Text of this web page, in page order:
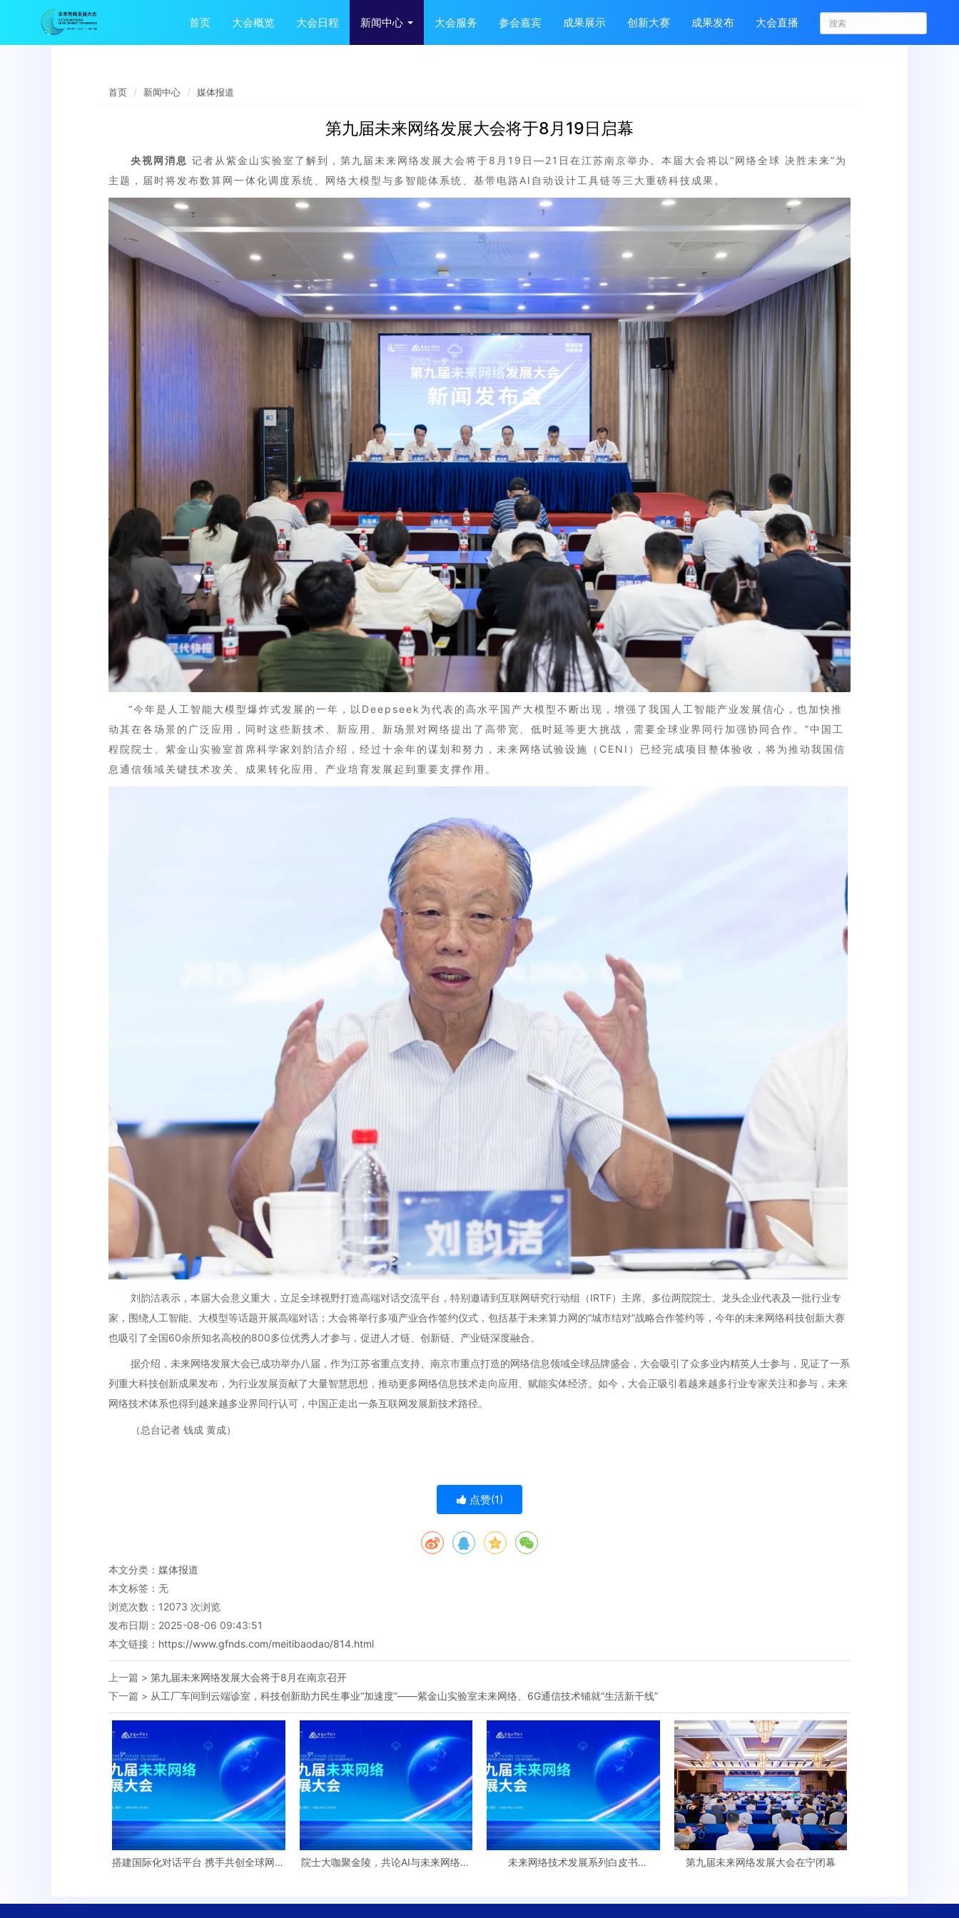
首页 大会概览 大会日程 新闻中心 大会服务 参会嘉宾 成果展示 创新大赛 成果发布 大会直播
首页 新闻中心 媒体报道
第九届未来网络发展大会将于8月19日启幕
央视网消息 记者从紫金山实验室了解到，第九届未来网络发展大会将于8月19日—21日在江苏南京举办。本届大会将以“网络全球 决胜未来”为
主题，届时将发布数算网一体化调度系统、网络大模型与多智能体系统、基带电路AI自动设计工具链等三大重磅科技成果。
“今年是人工智能大模型爆炸式发展的一年，以Deepseek为代表的高水平国产大模型不断出现，增强了我国人工智能产业发展信心，也加快推
动其在各场景的广泛应用，同时这些新技术、新应用、新场景对网络提出了高带宽、低时延等更大挑战，需要全球业界同行加强协同合作。”中国工
程院院士、紫金山实验室首席科学家刘韵洁介绍，经过十余年的谋划和努力，未来网络试验设施（CENI）已经完成项目整体验收，将为推动我国信
息通信领域关键技术攻关、成果转化应用、产业培育发展起到重要支撑作用。
刘韵洁表示，本届大会意义重大，立足全球视野打造高端对话交流平台，特别邀请到互联网研究行动组（IRTF）主席、多位两院院士、龙头企业代表及一批行业专
家，围绕人工智能、大模型等话题开展高端对话；大会将举行多项产业合作签约仪式，包括基于未来算力网的“城市结对”战略合作签约等，今年的未来网络科技创新大赛
也吸引了全国60余所知名高校的800多位优秀人才参与，促进人才链、创新链、产业链深度融合。
据介绍，未来网络发展大会已成功举办八届，作为江苏省重点支持、南京市重点打造的网络信息领域全球品牌盛会，大会吸引了众多业内精英人士参与，见证了一系
列重大科技创新成果发布，为行业发展贡献了大量智慧思想，推动更多网络信息技术走向应用、赋能实体经济。如今，大会正吸引着越来越多行业专家关注和参与，未来
网络技术体系也得到越来越多业界同行认可，中国正走出一条互联网发展新技术路径。
（总台记者 钱成 黄成）
点赞(1)
本文分类： 媒体报道
本文标签：无
浏览次数： 12073 次浏览
发布日期：2025-08-06 09:43:51
本文链接： https://www.gfnds.com/meitibaodao/814.html
上一篇 > 第九届未来网络发展大会将于8月在南京召开
下一篇 > 从工厂车间到云端诊室，科技创新助力民生事业“加速度”——紫金山实验室未来网络、6G通信技术铺就“生活新干线”
搭建国际化对话平台 携手共创全球网络
院士大咖聚金陵，共论AI与未来网络如
未来网络技术发展系列白皮书
第九届未来网络发展大会在宁闭幕